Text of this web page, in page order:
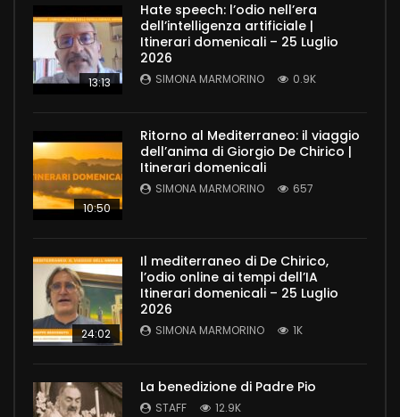
13:13
Hate speech: l’odio nell’era
dell’intelligenza artificiale |
Itinerari domenicali – 25 Luglio
2026
SIMONA MARMORINO 0.9K
10:50
Ritorno al Mediterraneo: il viaggio
dell’anima di Giorgio De Chirico |
Itinerari domenicali
SIMONA MARMORINO 657
24:02
Il mediterraneo di De Chirico,
l’odio online ai tempi dell’IA
Itinerari domenicali – 25 Luglio
2026
SIMONA MARMORINO 1K
La benedizione di Padre Pio
STAFF 12.9K